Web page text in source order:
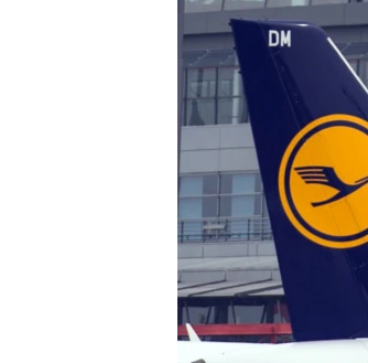
КРЫМ.НЕПОКОРЕННЫЙ
УКРАИНСКАЯ ПРОБЛЕМА КРЫМА